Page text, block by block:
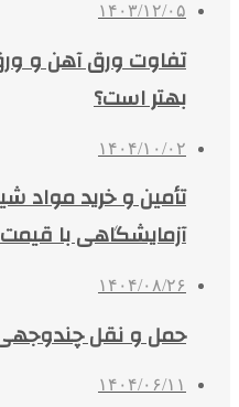
۱۴۰۳/۱۲/۰۵
تفاوت ورق آهن و
بهتر است؟
۱۴۰۴/۱۰/۰۲
تأمین و خرید مواد
آزمایشگاهی با
۱۴۰۴/۰۸/۲۶
حمل و نقل
۱۴۰۴/۰۶/۱۱